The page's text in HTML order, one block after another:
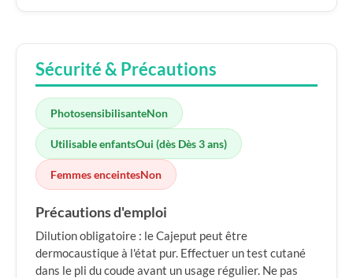
Sécurité & Précautions
PhotosensibilisanteNon
Utilisable enfantsOui (dès Dès 3 ans)
Femmes enceintesNon
Précautions d'emploi
Dilution obligatoire : le Cajeput peut être
dermocaustique à l'état pur. Effectuer un test cutané
dans le pli du coude avant un usage régulier. Ne pas